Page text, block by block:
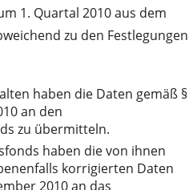
1. Quartal 2010 aus dem
zu den Festlegungen
haben die Daten gemäß §
an den
zu übermitteln.
haben die von ihnen
korrigierten Daten
2010 an das